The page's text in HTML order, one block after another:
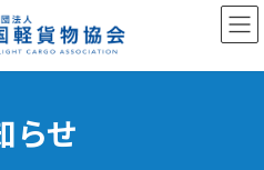
らせ